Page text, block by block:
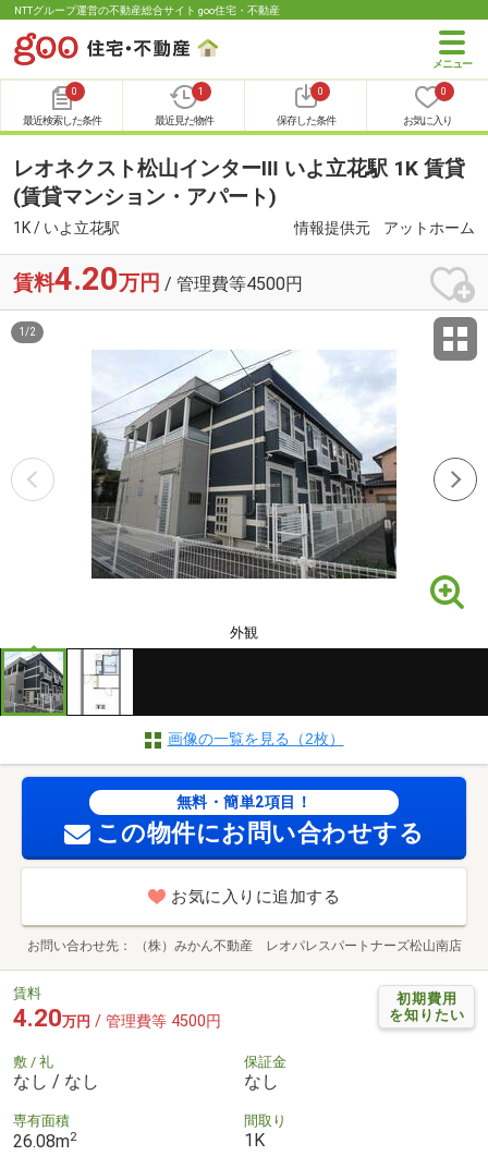
NTTグループ運営の不動産総合サイト goo住宅・不動産
0
最近検索した条件
1
最近見た物件
0
保存した条件
0
お気に入り
レオネクスト松山インターⅢ いよ立花駅 1K 賃貸
(賃貸マンション・アパート)
1K / いよ立花駅 情報提供元 アットホーム
賃料4.20万円 / 管理費等4500円
外観
1 /2
画像の一覧を見る（2枚）
無料・簡単2項目！
この物件にお問い合わせする
お気に入りに追加する
お問い合わせ先 （株）みかん不動産 レオパレスパートナーズ松山南店
初期費用
を知りたい
賃料
4.20万円 / 管理費等 4500円
敷 / 礼
なし / なし
保証金
なし
専有面積
26.08m2
間取り
1K